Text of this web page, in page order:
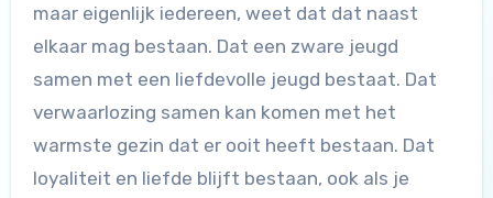
maar eigenlijk iedereen, weet dat dat naast
elkaar mag bestaan. Dat een zware jeugd
samen met een liefdevolle jeugd bestaat. Dat
verwaarlozing samen kan komen met het
warmste gezin dat er ooit heeft bestaan. Dat
loyaliteit en liefde blijft bestaan, ook als je